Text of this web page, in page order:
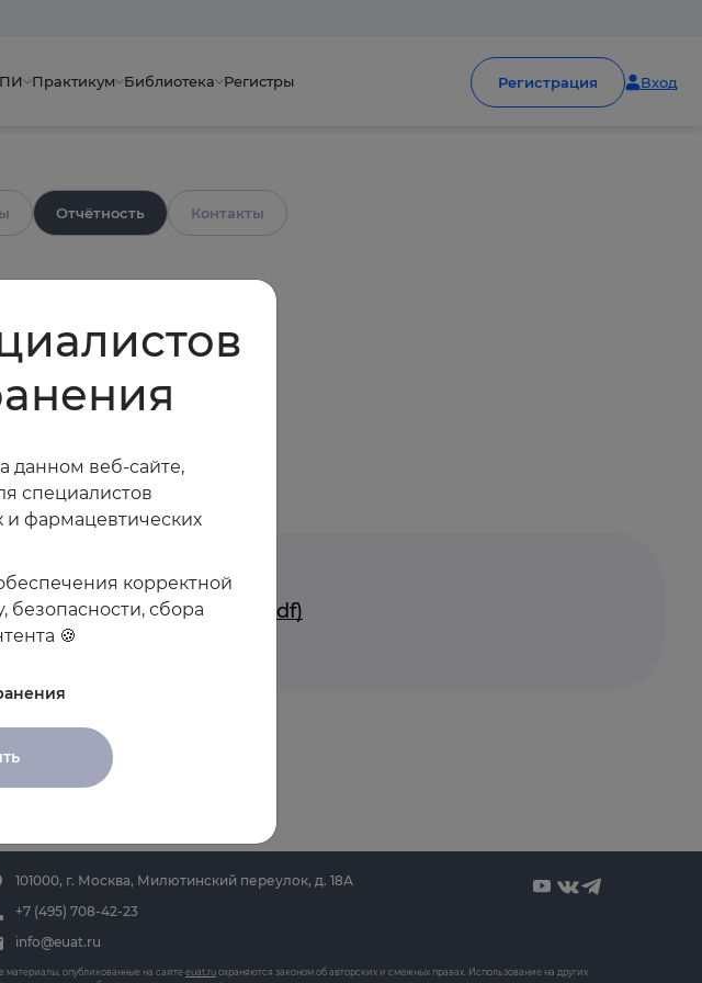
Практикум Библиотека Регистры Регистрация Вход
Отчётность Контакты
Условия участия (pdf)
101000, г. Москва, Милютинский переулок, д. 18А
+7 (495) 708-42-23
info@euat.ru
материалы, опубликованные на сайтеeuat.ru охраняются законом об авторских и смежных правах. Использование на других
данном веб-сайте,
специалистов
фармацевтических
корректной
безопасности, сбора
🍪